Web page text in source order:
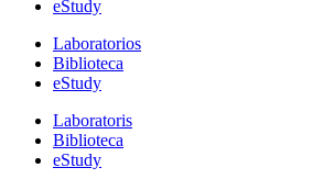
eStudy
Laboratorios
Biblioteca
eStudy
Laboratoris
Biblioteca
eStudy